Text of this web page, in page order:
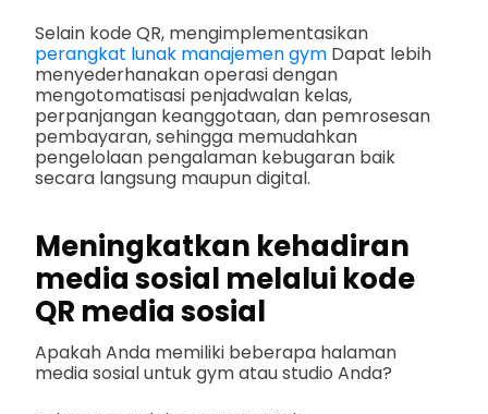
Selain kode QR, mengimplementasikan
perangkat lunak manajemen gym Dapat lebih
menyederhanakan operasi dengan
mengotomatisasi penjadwalan kelas,
perpanjangan keanggotaan, dan pemrosesan
pembayaran, sehingga memudahkan
pengelolaan pengalaman kebugaran baik
secara langsung maupun digital.
Meningkatkan kehadiran
media sosial melalui kode
QR media sosial
Apakah Anda memiliki beberapa halaman
media sosial untuk gym atau studio Anda?